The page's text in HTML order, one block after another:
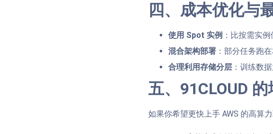
四、成本优化与
使用 Spot 实例 ：比按需实
混合架构部署 ：部分任务跑
合理利用存储分层 ：训练数
五、91CLOUD
如果你希望更快上手 AWS 的高算